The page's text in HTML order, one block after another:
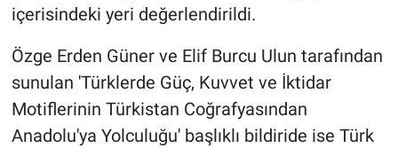
içerisindeki yeri değerlendirildi.
Özge Erden Güner ve Elif Burcu Ulun tarafından
sunulan 'Türklerde Güç, Kuvvet ve İktidar
Motiflerinin Türkistan Coğrafyasından
Anadolu'ya Yolculuğu' başlıklı bildiride ise Türk